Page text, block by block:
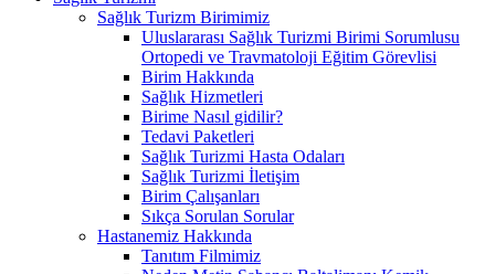
Sağlık Turizm Birimimiz
Uluslararası Sağlık Turizmi Birimi Sorumlusu
Ortopedi ve Travmatoloji Eğitim Görevlisi
Birim Hakkında
Sağlık Hizmetleri
Birime Nasıl gidilir?
Tedavi Paketleri
Sağlık Turizmi Hasta Odaları
Sağlık Turizmi İletişim
Birim Çalışanları
Sıkça Sorulan Sorular
Hastanemiz Hakkında
Tanıtım Filmimiz